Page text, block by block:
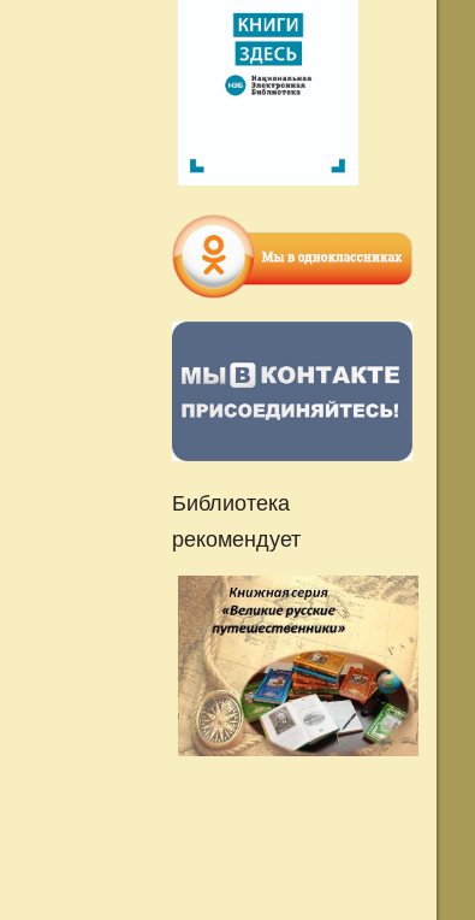
Библиотека
рекомендует